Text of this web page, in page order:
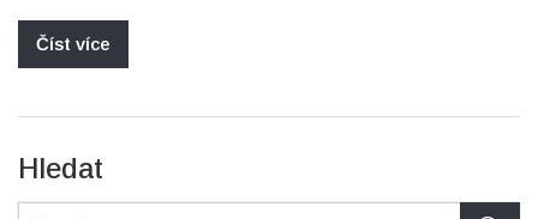
Číst více
Hledat